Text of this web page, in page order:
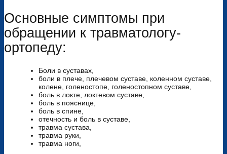
Основные симптомы при
обращении к травматологу-
ортопеду:
Боли в суставах,
боли в плече, плечевом суставе, коленном суставе,
колене, голеностопе, голеностопном суставе,
боль в локте, локтевом суставе,
боль в пояснице,
боль в спине,
отечность и боль в суставе,
травма сустава,
травма руки,
травма ноги,